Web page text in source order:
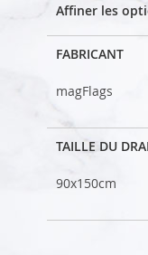
Affiner les
FABRICANT
magFlags
TAILLE DU
90x150cm